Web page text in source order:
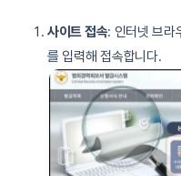
사이트 접속: 인터넷 브라
를 입력해 접속합니다.